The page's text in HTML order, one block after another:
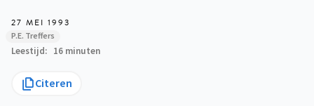
27 MEI 1993
P.E. Treffers
Leestijd 16 minuten
Citeren